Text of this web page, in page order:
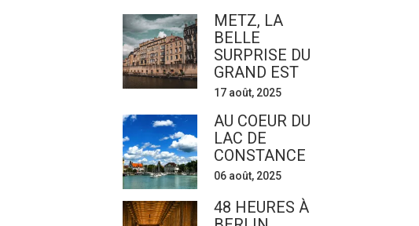
METZ, LA
BELLE
SURPRISE DU
GRAND EST
17 août, 2025
AU COEUR DU
LAC DE
CONSTANCE
06 août, 2025
48 HEURES À